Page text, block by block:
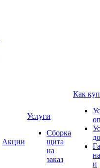
Акции
Услуги
Сборка
щита
на
заказ
Как
и